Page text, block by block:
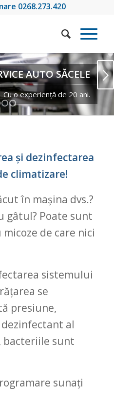
0268.273.420
AUTO SĂCELE
Cu o experiență de 20 ani.
Urmatorul
1 2 3
și dezinfectarea
climatizare!
în mașina dvs.?
gâtul? Poate sunt
de care nici
sistemului
se
presiune,
al
bacteriile sunt
sunați